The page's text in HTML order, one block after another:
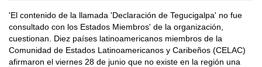
'El contenido de la llamada 'Declaración de Tegucigalpa' no fue
consultado con los Estados Miembros' de la organización,
cuestionan. Diez países latinoamericanos miembros de la
Comunidad de Estados Latinoamericanos y Caribeños (CELAC)
afirmaron el viernes 28 de junio que no existe en la región una